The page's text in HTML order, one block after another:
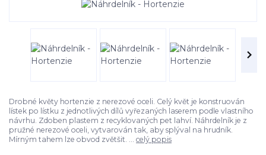
Drobné květy hortenzie z nerezové oceli. Celý květ je konstruován
lístek po lístku z jednotlivých dílů vyřezaných laserem podle vlastního
návrhu. Zdoben plastem z recyklovaných pet lahví. Náhrdelník je z
pružné nerezové oceli, vytvarován tak, aby splýval na hrudník.
Mírným tahem lze obvod zvětšit. ... celý popis